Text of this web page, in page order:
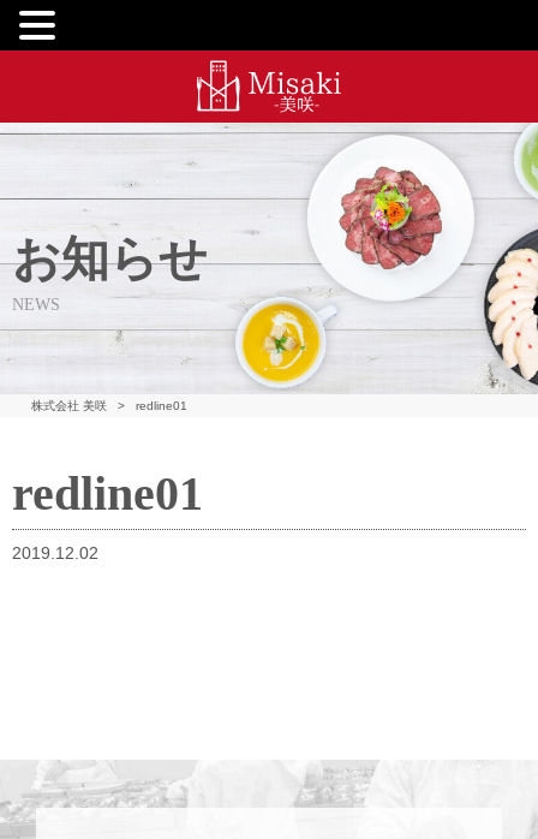
お知らせ
NEWS
株式会社 美咲 > redline01
redline01
2019.12.02